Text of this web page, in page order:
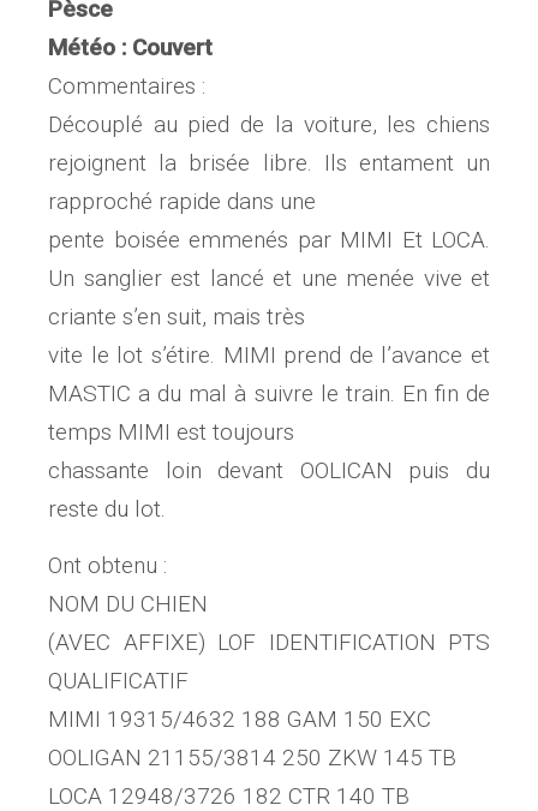
Pèsce
Météo : Couvert
Commentaires :
Découplé au pied de la voiture, les chiens
rejoignent la brisée libre. Ils entament un
rapproché rapide dans une
pente boisée emmenés par MIMI Et LOCA.
Un sanglier est lancé et une menée vive et
criante s’en suit, mais très
vite le lot s’étire. MIMI prend de l’avance et
MASTIC a du mal à suivre le train. En fin de
temps MIMI est toujours
chassante loin devant OOLICAN puis du
reste du lot.
Ont obtenu :
NOM DU CHIEN
(AVEC AFFIXE) LOF IDENTIFICATION PTS
QUALIFICATIF
MIMI 19315/4632 188 GAM 150 EXC
OOLIGAN 21155/3814 250 ZKW 145 TB
LOCA 12948/3726 182 CTR 140 TB